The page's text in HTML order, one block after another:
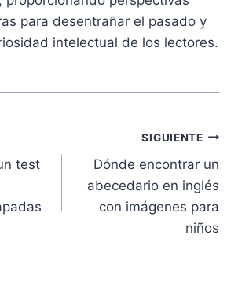
para desentrañar el pasado y
intelectual de los lectores.
test
SIGUIENTE
Dónde encontrar un
abecedario en inglés
con imágenes para
niños